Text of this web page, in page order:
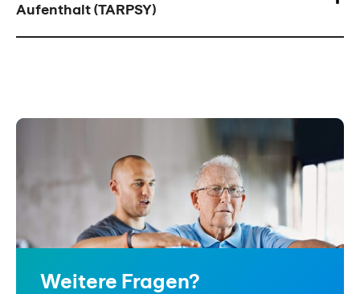
Aufenthalt (TARPSY)
Weitere Fragen?